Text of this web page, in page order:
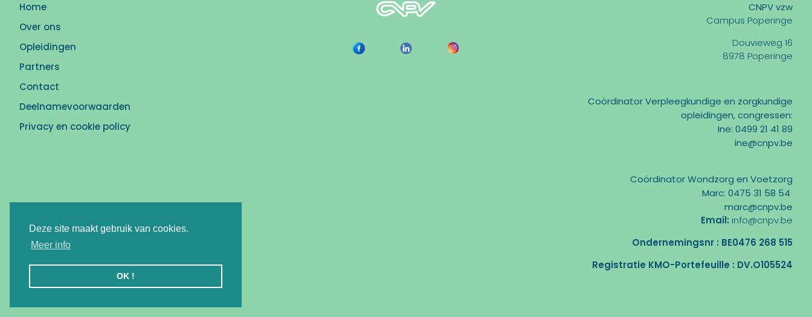
Deze site maakt gebruik van cookies.
Meer info
OK !
Home
Over ons
Opleidingen
Partners
Contact
Deelnamevoorwaarden
Privacy en cookie policy
CNPV vzw
Campus Poperinge
Douvieweg 16
8978 Poperinge
Coördinator Verpleegkundige en zorgkundige
opleidingen, congressen:
Ine: 0499 21 41 89
ine@cnpv.be
Coördinator Wondzorg en Voetzorg
Marc: 0475 31 58 54
marc@cnpv.be
Email: info@cnpv.be
Ondernemingsnr : BE0476 268 515
Registratie KMO-Portefeuille : DV.O105524